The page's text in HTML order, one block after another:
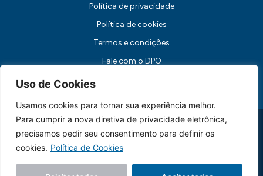
Uso de Cookies
Usamos cookies para tornar sua experiência melhor.
Para cumprir a nova diretiva de privacidade eletrônica,
precisamos pedir seu consentimento para definir os
cookies. Política de Cookies
Política de privacidade
Política de cookies
Termos e condições
Fale com o DPO
Canal de Comunicação com os Titulares dos Dados
Universidade FUMEC: Rua Cobre, 200 Bairro Cruzeiro CEP: 30.310-
190 Belo Horizonte / MG
CNPJ: 17.253.253/0001-70
Feito essencialmente porLebbe.